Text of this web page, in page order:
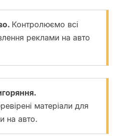
Контролюємо всі
реклами на авто
матеріали для
на авто.